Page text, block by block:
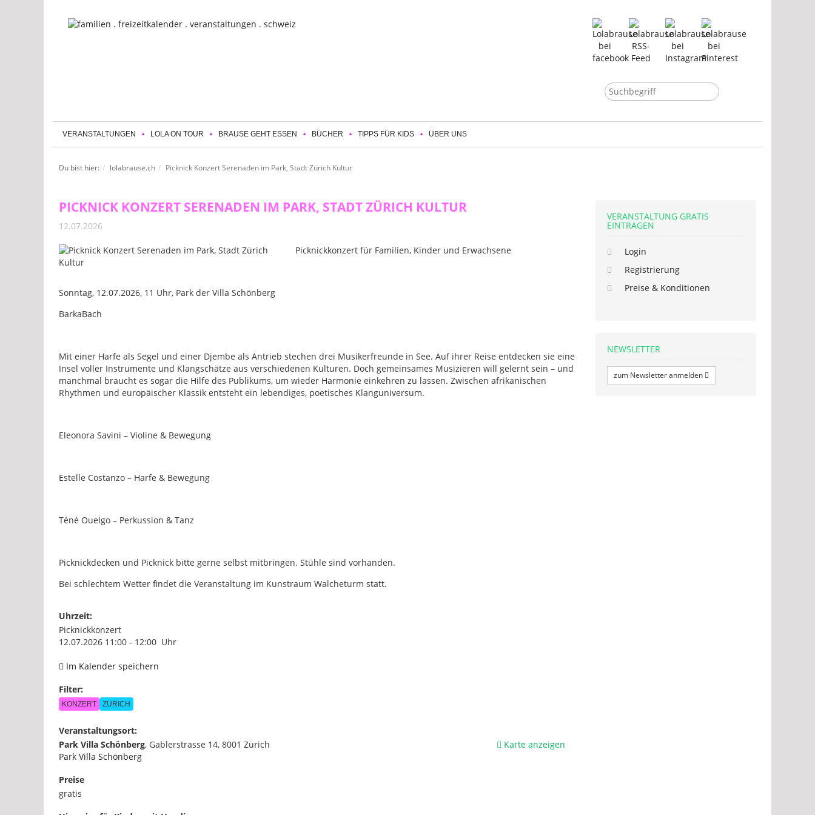
VERANSTALTUNGEN LOLA ON TOUR BRAUSE GEHT ESSEN BÜCHER TIPPS FÜR KIDS ÜBER UNS
Du bist hier: lolabrause.ch Picknick Konzert Serenaden im Park, Stadt Zürich Kultur
PICKNICK KONZERT SERENADEN IM PARK, STADT ZÜRICH KULTUR
12.07.2026
Picknickkonzert für Familien, Kinder und Erwachsene
Sonntag, 12.07.2026, 11 Uhr, Park der Villa Schönberg
BarkaBach
Mit einer Harfe als Segel und einer Djembe als Antrieb stechen drei Musikerfreunde in See. Auf ihrer Reise entdecken sie eine
Insel voller Instrumente und Klangschätze aus verschiedenen Kulturen. Doch gemeinsames Musizieren will gelernt sein – und
manchmal braucht es sogar die Hilfe des Publikums, um wieder Harmonie einkehren zu lassen. Zwischen afrikanischen
Rhythmen und europäischer Klassik entsteht ein lebendiges, poetisches Klanguniversum.
Eleonora Savini – Violine & Bewegung
Estelle Costanzo – Harfe & Bewegung
Téné Ouelgo – Perkussion & Tanz
Picknickdecken und Picknick bitte gerne selbst mitbringen. Stühle sind vorhanden.
Bei schlechtem Wetter findet die Veranstaltung im Kunstraum Walcheturm statt.
Uhrzeit:
Picknickkonzert
12.07.2026 11:00 - 12:00 Uhr
Im Kalender speichern
Filter:
KONZERT ZÜRICH
Veranstaltungsort:
Karte anzeigen
Park Villa Schönberg, Gablerstrasse 14, 8001 Zürich
Park Villa Schönberg
Preise
gratis
VERANSTALTUNG GRATIS
EINTRAGEN
Login
Registrierung
Preise & Konditionen
NEWSLETTER
zum Newsletter anmelden